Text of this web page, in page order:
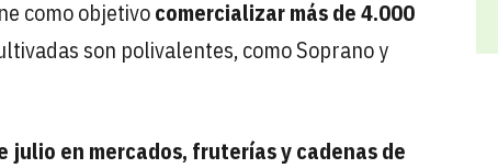
como objetivocomercializar más de 4.000
son polivalentes, como Soprano y
julio en mercados, fruterías y cadenas de